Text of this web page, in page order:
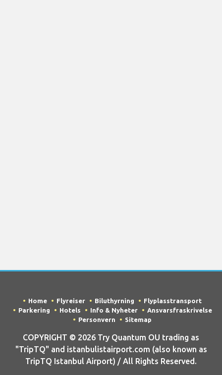
Home Flyreiser Biluthyrning
Flyplasstransport
Parkering
Hotels Info & Nyheter
Ansvarsfraskrivelse
Personvern
Sitemap
COPYRIGHT © 2026 Try Quantum OU trading as
"TripTQ" and istanbulistairport.com (also known as
TripTQ Istanbul Airport) / All Rights Reserved.